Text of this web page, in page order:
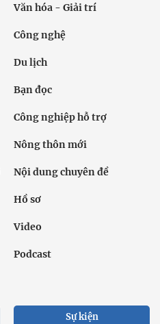
Văn hóa - Giải trí
Công nghệ
Du lịch
Bạn đọc
Công nghiệp hỗ trợ
Nông thôn mới
Nội dung chuyên đề
Hồ sơ
Video
Podcast
Sự kiện